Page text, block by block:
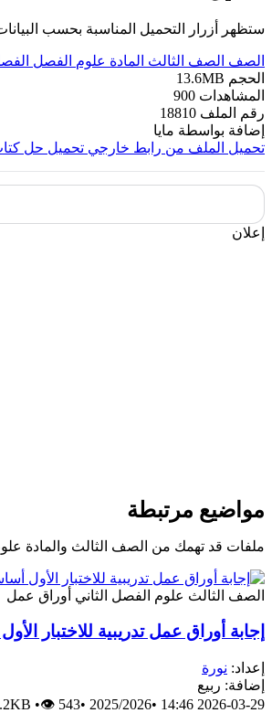
ستظهر أزرار التحميل المناسبة بحسب
الصف الصف الثالث المادة علوم الفصل
الحجم 13.6MB
المشاهدات 900
رقم الملف 18810
إضافة بواسطة مايا
تحميل الملف من رابط خارجي تحميل حل
إعلان
مواضيع مرتبطة
ملفات قد تهمك من الصف الثالث والمادة
الصف الثالث علوم الفصل الثاني أوراق عمل
إجابة أوراق عمل تدريبية للاختبار
إعداد: نورة
إضافة: ربيع
2026-03-29 14:46
•
2025/2026
•
•👁 543